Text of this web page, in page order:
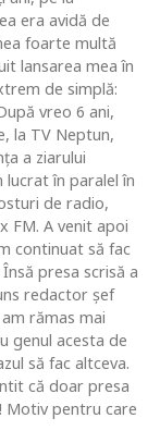
era avidă de
foarte multă
lansarea mea în
de simplă:
vreo 6 ani,
la TV Neptun,
a ziarului
lucrat în paralel în
de radio,
FM. A venit apoi
continuat să fac
presa scrisă a
redactor şef
rămas mai
genul acesta de
să fac altceva.
că doar presa
Motiv pentru care